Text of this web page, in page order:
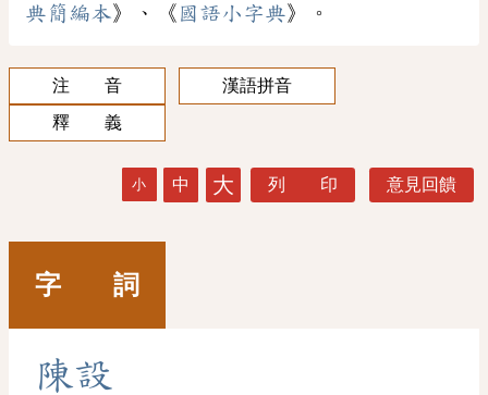
典簡編本》、《 國語小字典》。
注 音
漢語拼音
釋 義
小 中 大 列 印 意見回饋
字 詞
陳設